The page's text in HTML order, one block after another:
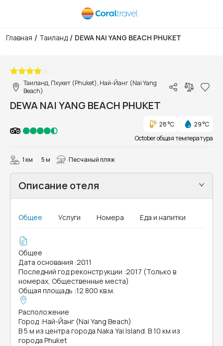
Главная / Таиланд / DEWA NAI YANG BEACH PHUKET
Таиланд, Пхукет (Phuket), Най-Йанг (Nai Yang
Beach)
DEWA NAI YANG BEACH PHUKET
28 °C
29 °C
October общая температура
1 км 5 м Песчаный пляж
Описание отеля
Общее Услуги Номера Еда и напитки
Общее
Дата основания :2011
Последний год реконструкции :2017 (Только в
номерах, Общественные места)
Общая площадь :12 800 кв.м.
Расположение
Город :Най-Йанг (Nai Yang Beach)
В 5 м из центра города Naka Yai Island. В 10 км из
города Phuket